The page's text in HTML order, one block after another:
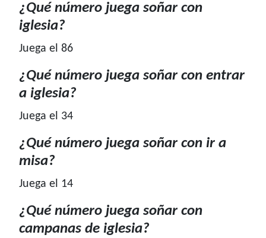
¿Qué número juega soñar con
iglesia?
Juega el 86
¿Qué número juega soñar con entrar
a iglesia?
Juega el 34
¿Qué número juega soñar con ir a
misa?
Juega el 14
¿Qué número juega soñar con
campanas de iglesia?